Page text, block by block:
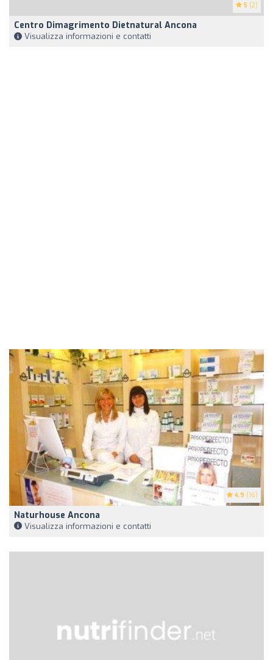
5 (2)
Centro Dimagrimento Dietnatural Ancona
Visualizza informazioni e contatti
4.9 (16)
Naturhouse Ancona
Visualizza informazioni e contatti